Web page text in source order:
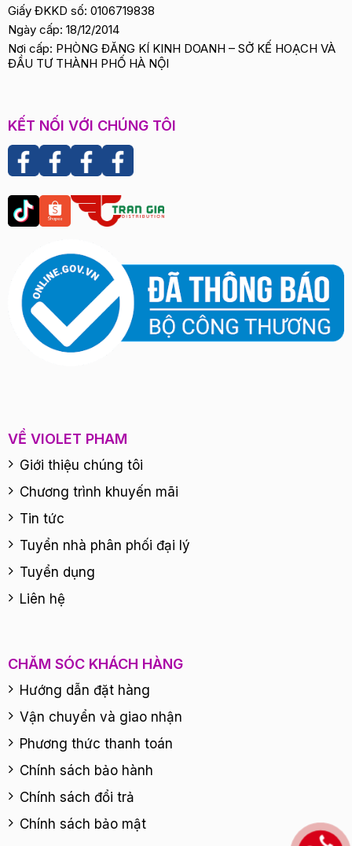
Giấy ĐKKD số: 0106719838
Ngày cấp: 18/12/2014
Nơi cấp: PHÒNG ĐĂNG KÍ KINH DOANH – SỞ KẾ HOẠCH VÀ
ĐẦU TƯ THÀNH PHỐ HÀ NỘI
KẾT NỐI VỚI CHÚNG TÔI
VỀ VIOLET PHAM
Giới thiệu chúng tôi
Chương trình khuyến mãi
Tin tức
Tuyển nhà phân phối đại lý
Tuyển dụng
Liên hệ
CHĂM SÓC KHÁCH HÀNG
Hướng dẫn đặt hàng
Vận chuyển và giao nhận
Phương thức thanh toán
Chính sách bảo hành
Chính sách đổi trả
Chính sách bảo mật